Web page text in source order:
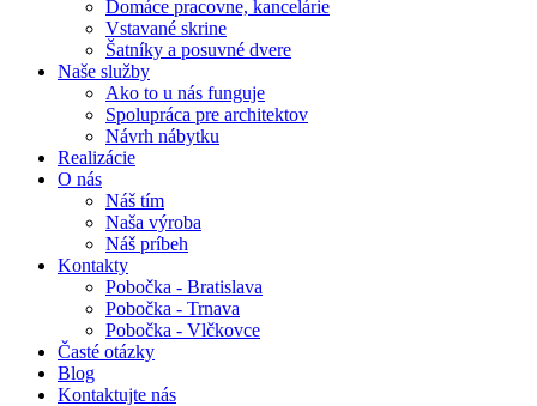
Domáce pracovne, kancelárie
Vstavané skrine
Šatníky a posuvné dvere
Naše služby
Ako to u nás funguje
Spolupráca pre architektov
Návrh nábytku
Realizácie
O nás
Náš tím
Naša výroba
Náš príbeh
Kontakty
Pobočka - Bratislava
Pobočka - Trnava
Pobočka - Vlčkovce
Časté otázky
Blog
Kontaktujte nás